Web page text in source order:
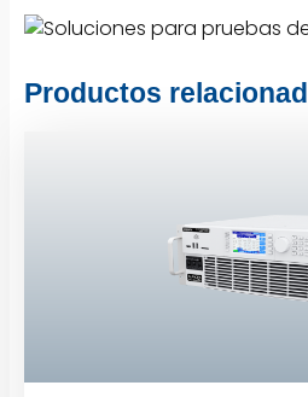
Productos